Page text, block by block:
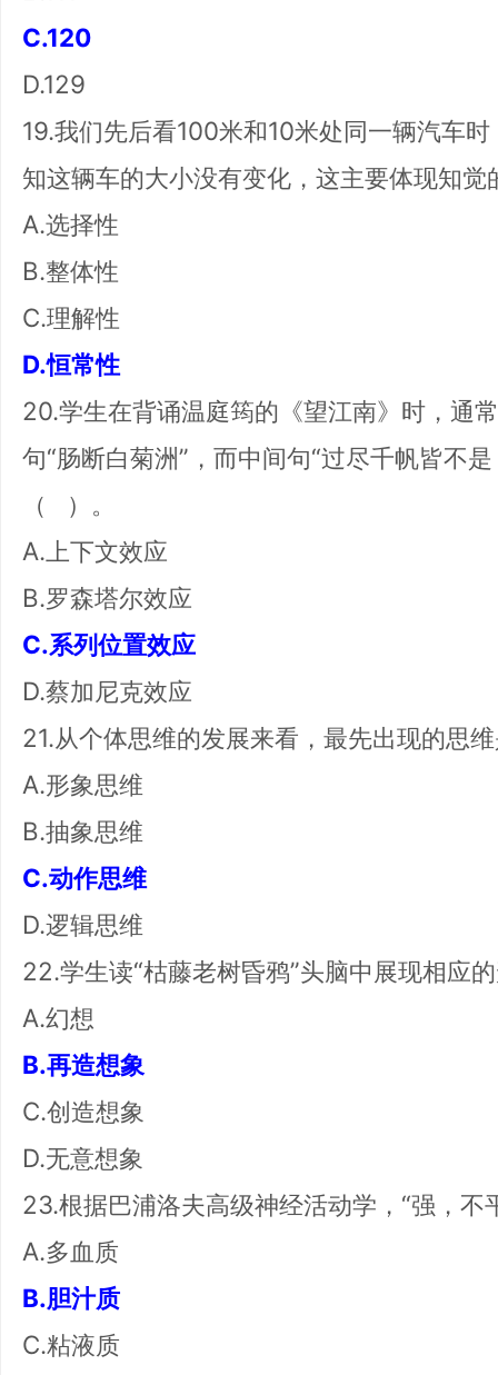
C.120
D.129
19.我们先后看100米和10米处同一辆汽车
知这辆车的大小没有变化，这主要体现知
A.选择性
B.整体性
C.理解性
D.恒常性
20.学生在背诵温庭筠的《望江南》时，通
句“肠断白菊洲”，而中间句“过尽千帆皆不
（ ）。
A.上下文效应
B.罗森塔尔效应
C.系列位置效应
D.蔡加尼克效应
21.从个体思维的发展来看，最先出现的思
A.形象思维
B.抽象思维
C.动作思维
D.逻辑思维
22.学生读“枯藤老树昏鸦”头脑中展现相应
A.幻想
B.再造想象
C.创造想象
D.无意想象
23.根据巴浦洛夫高级神经活动学，“强，
A.多血质
B.胆汁质
C.粘液质